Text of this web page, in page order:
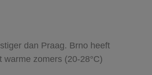
dan Praag. Brno heeft
zomers (20-28°C)